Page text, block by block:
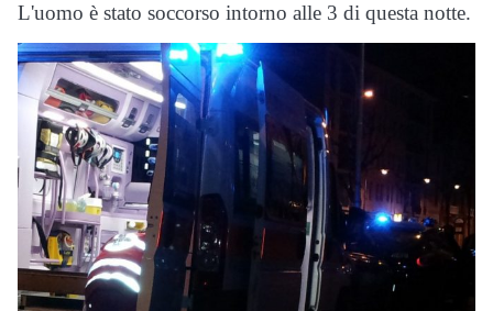
L'uomo è stato soccorso intorno alle 3 di questa notte.